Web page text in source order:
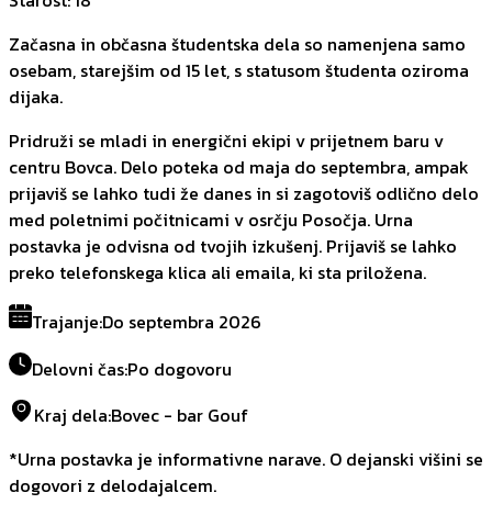
Začasna in občasna študentska dela so namenjena samo
osebam, starejšim od 15 let, s statusom študenta oziroma
dijaka.
Pridruži se mladi in energični ekipi v prijetnem baru v
centru Bovca. Delo poteka od maja do septembra, ampak
prijaviš se lahko tudi že danes in si zagotoviš odlično delo
med poletnimi počitnicami v osrčju Posočja. Urna
postavka je odvisna od tvojih izkušenj. Prijaviš se lahko
preko telefonskega klica ali emaila, ki sta priložena.
Trajanje:Do septembra 2026
Delovni čas:Po dogovoru
Kraj dela:Bovec - bar Gouf
*Urna postavka je informativne narave. O dejanski višini se
dogovori z delodajalcem.